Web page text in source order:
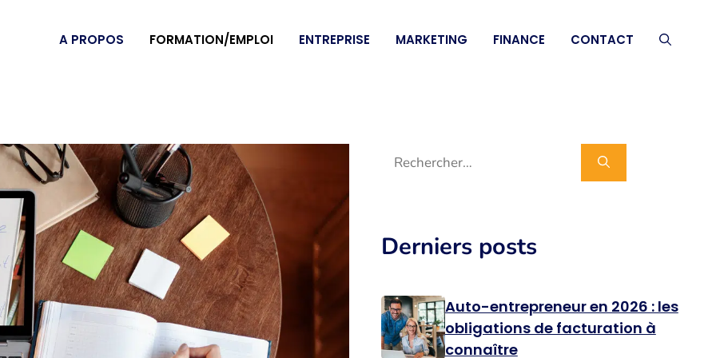
A PROPOS FORMATION/EMPLOI ENTREPRISE MARKETING FINANCE CONTACT
Rechercher :
Derniers posts
Auto-entrepreneur en 2026 : les
obligations de facturation à
connaître